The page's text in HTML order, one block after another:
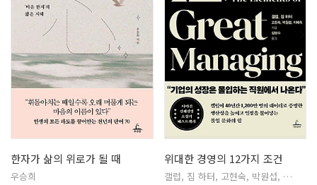
한자가 삶의 위로가 될 때
우승희
위대한 경영의 12가지 조건
갤럽, 짐 하터, 고현숙, 박원섭, …